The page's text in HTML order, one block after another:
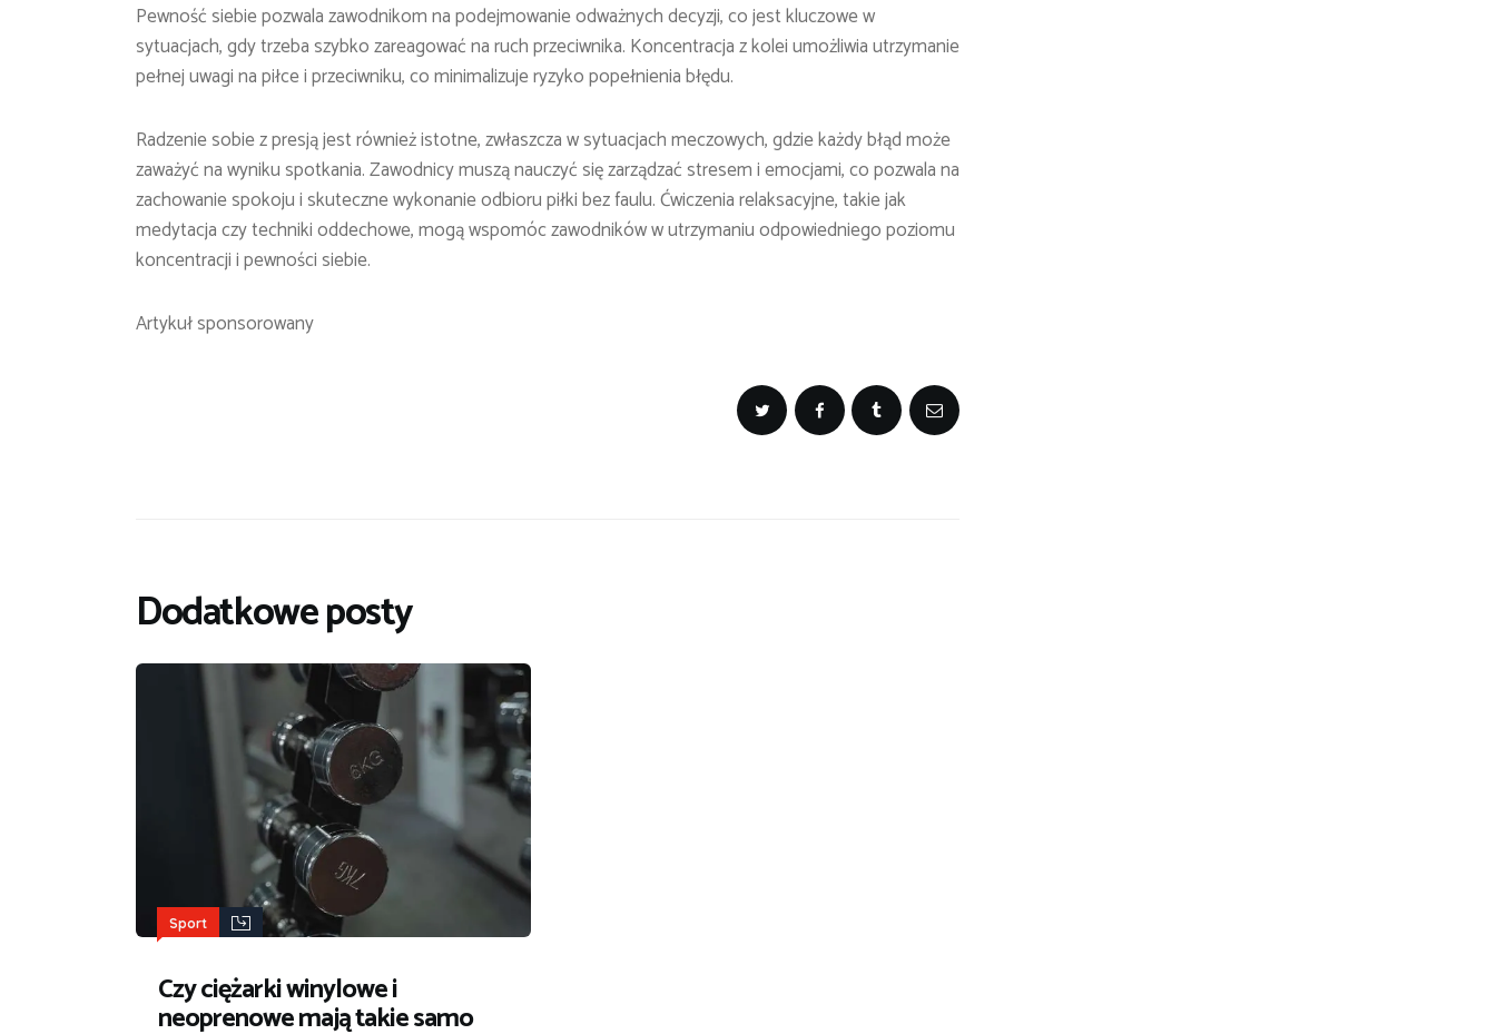
Pewność siebie pozwala zawodnikom na podejmowanie odważnych decyzji, co jest kluczowe w
sytuacjach, gdy trzeba szybko zareagować na ruch przeciwnika. Koncentracja z kolei umożliwia utrzymanie
pełnej uwagi na piłce i przeciwniku, co minimalizuje ryzyko popełnienia błędu.
Radzenie sobie z presją jest również istotne, zwłaszcza w sytuacjach meczowych, gdzie każdy błąd może
zaważyć na wyniku spotkania. Zawodnicy muszą nauczyć się zarządzać stresem i emocjami, co pozwala na
zachowanie spokoju i skuteczne wykonanie odbioru piłki bez faulu. Ćwiczenia relaksacyjne, takie jak
medytacja czy techniki oddechowe, mogą wspomóc zawodników w utrzymaniu odpowiedniego poziomu
koncentracji i pewności siebie.
Artykuł sponsorowany
Dodatkowe posty
Sport
Czy ciężarki winylowe i
neoprenowe mają takie samo